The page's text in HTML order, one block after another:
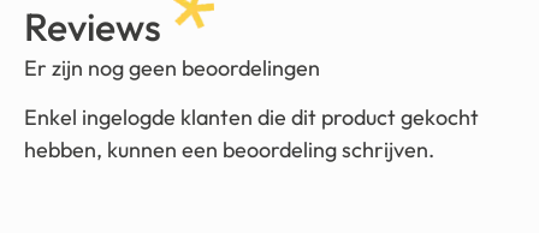
Reviews
Er zijn nog geen beoordelingen
Enkel ingelogde klanten die dit product gekocht
hebben, kunnen een beoordeling schrijven.